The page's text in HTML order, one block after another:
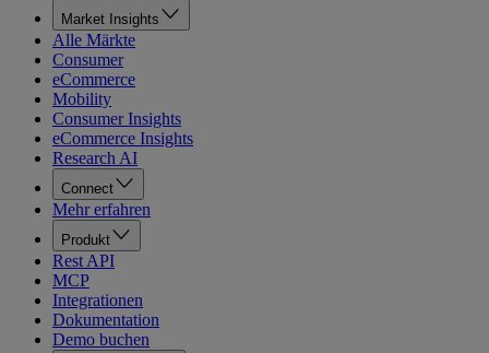
Market Insights
Alle Märkte
Consumer
eCommerce
Mobility
Consumer Insights
eCommerce Insights
Research AI
Connect
Mehr erfahren
Produkt
Rest API
MCP
Integrationen
Dokumentation
Demo buchen